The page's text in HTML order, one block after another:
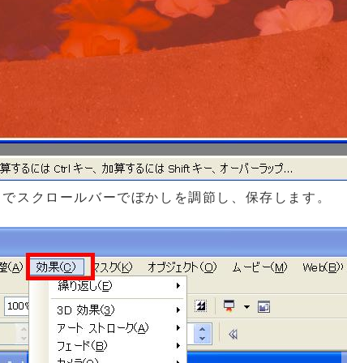
クロールバーでぼかしを調節し、保存します。